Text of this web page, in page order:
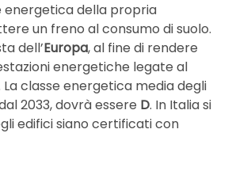
energetica della propria
un freno al consumo di suolo.
dell’Europa, al fine di rendere
energetiche legate al
La classe energetica media degli
2033, dovrà essere D. In Italia si
edifici siano certificati con